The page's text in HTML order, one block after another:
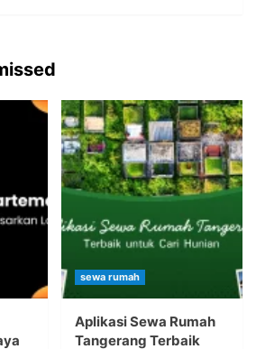
sewa rumah
Aplikasi Sewa Rumah
Tangerang Terbaik